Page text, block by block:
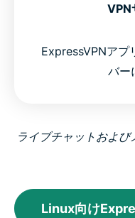
VPN
ExpressVPNアプ
バー
ライブチャットおよ
Linux向け